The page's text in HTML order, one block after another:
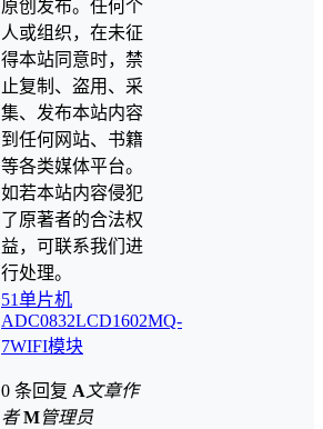
原创发布。任何个
人或组织，在未征
得本站同意时，禁
止复制、盗用、采
集、发布本站内容
到任何网站、书籍
等各类媒体平台。
如若本站内容侵犯
了原著者的合法权
益，可联系我们进
行处理。
51单片机
ADC0832LCD1602MQ-
7WIFI模块
0 条回复 A 文章作
者 M管理员